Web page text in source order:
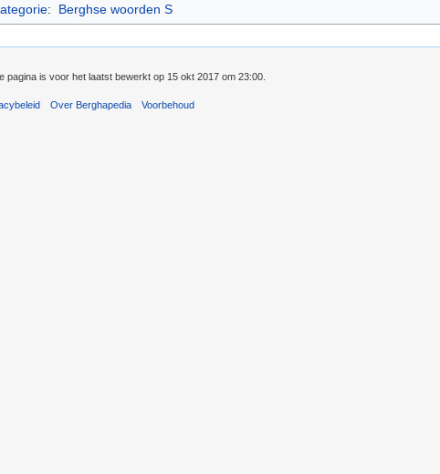
: Berghse woorden S
pagina is voor het laatst bewerkt op 15 okt 2017 om 23:00.
Over Berghapedia Voorbehoud